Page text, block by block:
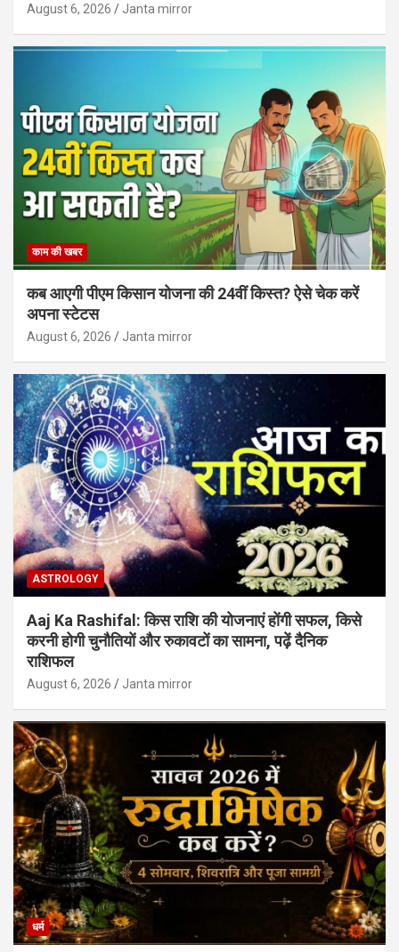
August 6, 2026 Janta mirror
काम की खबर
कब आएगी पीएम किसान योजना की 24वीं किस्त? ऐसे चेक करें
अपना स्टेटस
August 6, 2026 Janta mirror
ASTROLOGY
Aaj Ka Rashifal: किस राशि की योजनाएं होंगी सफल, किसे
करनी होगी चुनौतियों और रुकावटों का सामना, पढ़ें दैनिक
राशिफल
August 6, 2026 Janta mirror
धर्म